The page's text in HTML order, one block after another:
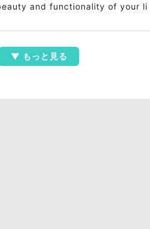
and functionality of your li